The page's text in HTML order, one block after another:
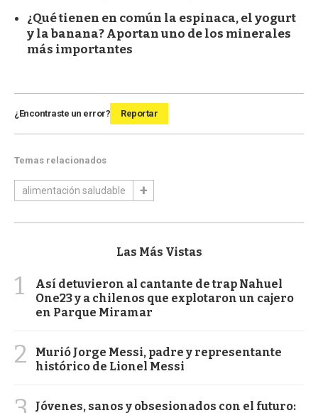
¿Qué tienen en común la espinaca, el yogurt
y la banana? Aportan uno de los minerales
más importantes
¿Encontraste un error? Reportar
Temas relacionados
alimentación saludable
Las Más Vistas
1
Así detuvieron al cantante de trap Nahuel
One23 y a chilenos que explotaron un cajero
en Parque Miramar
2
Murió Jorge Messi, padre y representante
histórico de Lionel Messi
Jóvenes, sanos y obsesionados con el futuro: